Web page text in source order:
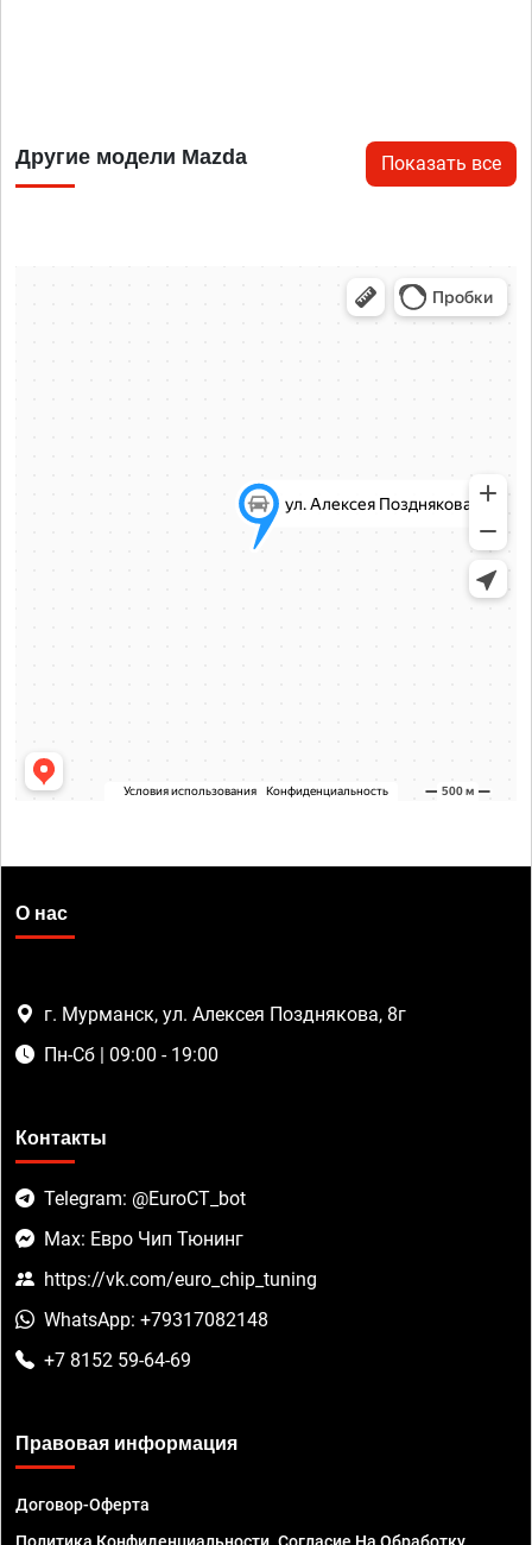
Другие модели Mazda Показать все
О нас
г. Мурманск, ул. Алексея Позднякова, 8г
Пн-Сб | 09:00 - 19:00
Контакты
Telegram: @EuroCT_bot
Max: Евро Чип Тюнинг
https://vk.com/euro_chip_tuning
WhatsApp: +79317082148
+7 8152 59-64-69
Правовая информация
Договор-Оферта